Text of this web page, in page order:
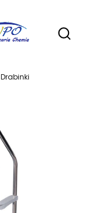
Otwórz
Drabinki